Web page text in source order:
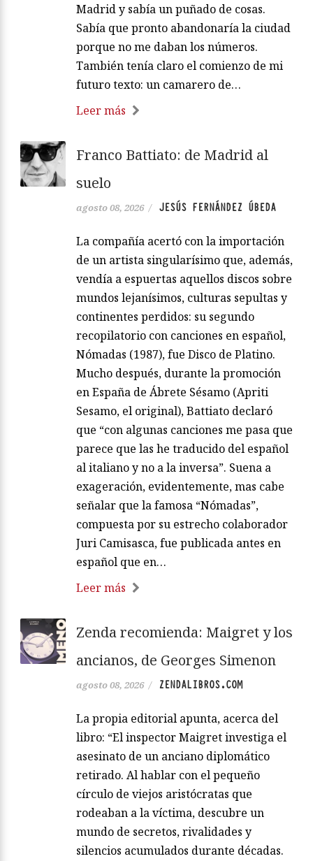
Madrid y sabía un puñado de cosas.
Sabía que pronto abandonaría la ciudad
porque no me daban los números.
También tenía claro el comienzo de mi
futuro texto: un camarero de…
Leer más
Franco Battiato: de Madrid al
suelo
agosto 08, 2026 / JESÚS FERNÁNDEZ ÚBEDA
La compañía acertó con la importación
de un artista singularísimo que, además,
vendía a espuertas aquellos discos sobre
mundos lejanísimos, culturas sepultas y
continentes perdidos: su segundo
recopilatorio con canciones en español,
Nómadas (1987), fue Disco de Platino.
Mucho después, durante la promoción
en España de Ábrete Sésamo (Apriti
Sesamo, el original), Battiato declaró
que “con algunas canciones me pasa que
parece que las he traducido del español
al italiano y no a la inversa”. Suena a
exageración, evidentemente, mas cabe
señalar que la famosa “Nómadas”,
compuesta por su estrecho colaborador
Juri Camisasca, fue publicada antes en
español que en…
Leer más
Zenda recomienda: Maigret y los
ancianos, de Georges Simenon
agosto 08, 2026 / ZENDALIBROS.COM
La propia editorial apunta, acerca del
libro: “El inspector Maigret investiga el
asesinato de un anciano diplomático
retirado. Al hablar con el pequeño
círculo de viejos aristócratas que
rodeaban a la víctima, descubre un
mundo de secretos, rivalidades y
silencios acumulados durante décadas.